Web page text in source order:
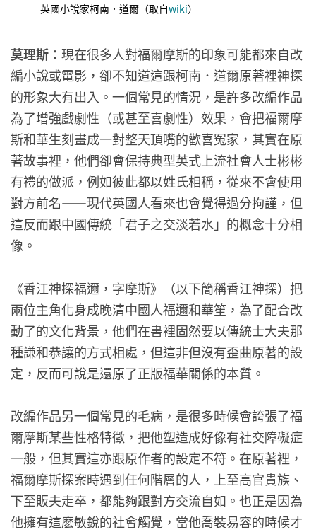
英國小說家柯南．道爾（取自wiki）
莫理斯： 現在很多人對福爾摩斯的印象可能都來自改
編小說或電影，卻不知道這跟柯南．道爾原著裡神探
的形象大有出入。一個常見的情況，是許多改編作品
為了增強戲劇性（或甚至喜劇性）效果，會把福爾摩
斯和華生刻畫成一對整天頂嘴的歡喜冤家，其實在原
著故事裡，他們卻會保持典型英式上流社會人士彬彬
有禮的做派，例如彼此都以姓氏相稱，從來不會使用
對方前名——現代英國人看來也會覺得過分拘謹，但
這反而跟中國傳統「君子之交淡若水」的概念十分相
像。
《香江神探福邇，字摩斯》（以下簡稱香江神探）把
兩位主角化身成晚清中國人福邇和華笙，為了配合改
動了的文化背景，他們在書裡固然要以傳統士大夫那
種謙和恭讓的方式相處，但這非但沒有歪曲原著的設
定，反而可說是還原了正版福華關係的本質。
改編作品另一個常見的毛病，是很多時候會誇張了福
爾摩斯某些性格特徵，把他塑造成好像有社交障礙症
一般，但其實這亦跟原作者的設定不符。在原著裡，
福爾摩斯探案時遇到任何階層的人，上至高官貴族、
下至販夫走卒，都能夠跟對方交流自如。也正是因為
他擁有這麽敏銳的社會觸覺，當他喬裝易容的時候才